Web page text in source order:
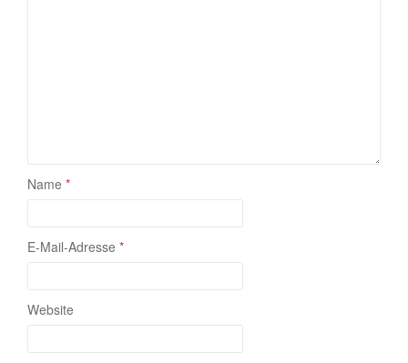
Name *
E-Mail-Adresse *
Website